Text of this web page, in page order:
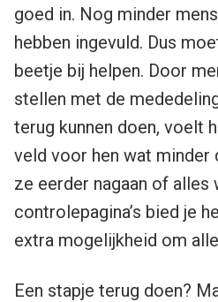
goed in. Nog minder
hebben ingevuld. Dus
beetje bij helpen. Door
stellen met de
terug kunnen doen, voelt
veld voor hen wat
ze eerder nagaan of
controlepagina’s bied je
extra mogelijkheid om
Een stapje terug doen?